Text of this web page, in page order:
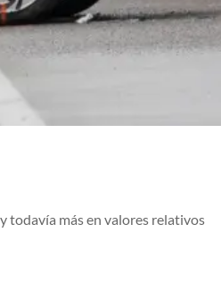
todavía más en valores relativos